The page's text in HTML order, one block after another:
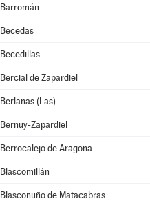
Barromán
Becedas
Becedillas
Bercial de Zapardiel
Berlanas (Las)
Bernuy-Zapardiel
Berrocalejo de Aragona
Blascomillán
Blasconuño de Matacabras